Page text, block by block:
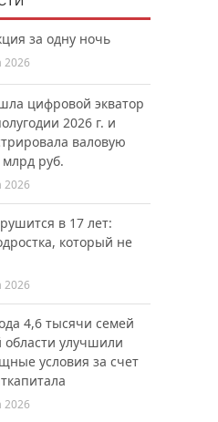
за одну ночь
2026
цифровой экватор
2026 г. и
валовую
руб.
2026
в 17 лет:
который не
2026
4,6 тысячи семей
улучшили
условия за счет
2026